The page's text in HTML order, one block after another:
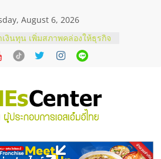
August 6, 2026
เงินทุน เพิ่มสภาพคล่องให้ธุรกิจ
งให้ผ่านฉลุย
อนไลน์ โอกาสบริหารสถานี
Meet Up จับคู่แฟรน
ที่ 8
องเสียงคุณภาพสูง พร้อม
ในไทยที่ไหนดี?
ผู้ให้บริการให้คุ้มค่าและตอบ